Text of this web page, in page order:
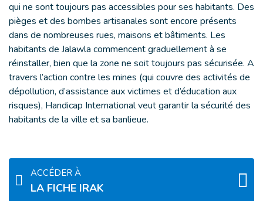
qui ne sont toujours pas accessibles pour ses habitants. Des
pièges et des bombes artisanales sont encore présents
dans de nombreuses rues, maisons et bâtiments. Les
habitants de Jalawla commencent graduellement à se
réinstaller, bien que la zone ne soit toujours pas sécurisée. A
travers l’action contre les mines (qui couvre des activités de
dépollution, d’assistance aux victimes et d’éducation aux
risques), Handicap International veut garantir la sécurité des
habitants de la ville et sa banlieue.
ACCÉDER À
LA FICHE IRAK